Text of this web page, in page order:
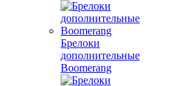
Брелоки
дополнительные
Boomerang